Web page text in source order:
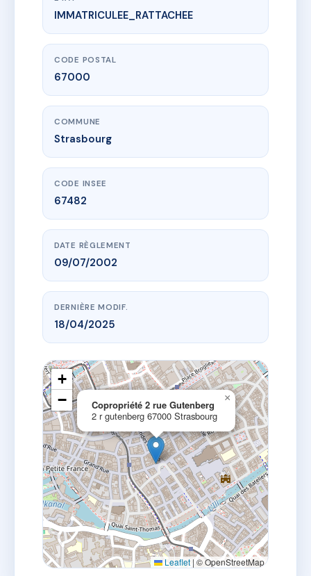
www.vme.plus/AC6408702
Copropriété 2 rue Gutenberg
2 r gutenberg67000 Strasbourg
IMMATRICULEE_RATTACHEE
CODE POSTAL
67000
COMMUNE
Strasbourg
CODE INSEE
67482
DATE RÈGLEMENT
09/07/2002
DERNIÈRE MODIF.
18/04/2025
Copropriété 2 rue Gutenberg
2 r gutenberg 67000 Strasbourg
×
+
−
Leaflet | © OpenStreetMap